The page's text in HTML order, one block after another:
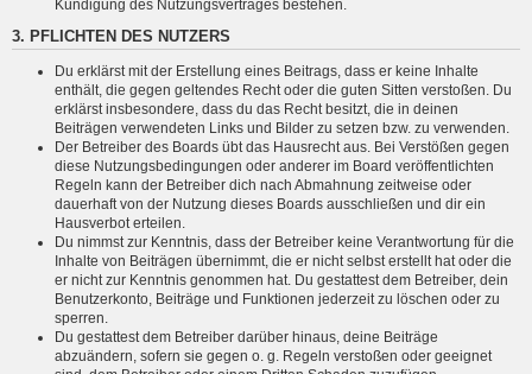
Kündigung des Nutzungsvertrages bestehen.
3. PFLICHTEN DES NUTZERS
Du erklärst mit der Erstellung eines Beitrags, dass er keine Inhalte
enthält, die gegen geltendes Recht oder die guten Sitten verstoßen. Du
erklärst insbesondere, dass du das Recht besitzt, die in deinen
Beiträgen verwendeten Links und Bilder zu setzen bzw. zu verwenden.
Der Betreiber des Boards übt das Hausrecht aus. Bei Verstößen gegen
diese Nutzungsbedingungen oder anderer im Board veröffentlichten
Regeln kann der Betreiber dich nach Abmahnung zeitweise oder
dauerhaft von der Nutzung dieses Boards ausschließen und dir ein
Hausverbot erteilen.
Du nimmst zur Kenntnis, dass der Betreiber keine Verantwortung für die
Inhalte von Beiträgen übernimmt, die er nicht selbst erstellt hat oder die
er nicht zur Kenntnis genommen hat. Du gestattest dem Betreiber, dein
Benutzerkonto, Beiträge und Funktionen jederzeit zu löschen oder zu
sperren.
Du gestattest dem Betreiber darüber hinaus, deine Beiträge
abzuändern, sofern sie gegen o. g. Regeln verstoßen oder geeignet